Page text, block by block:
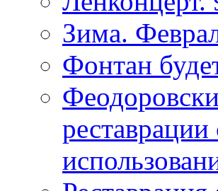
Зима.
Фонтан